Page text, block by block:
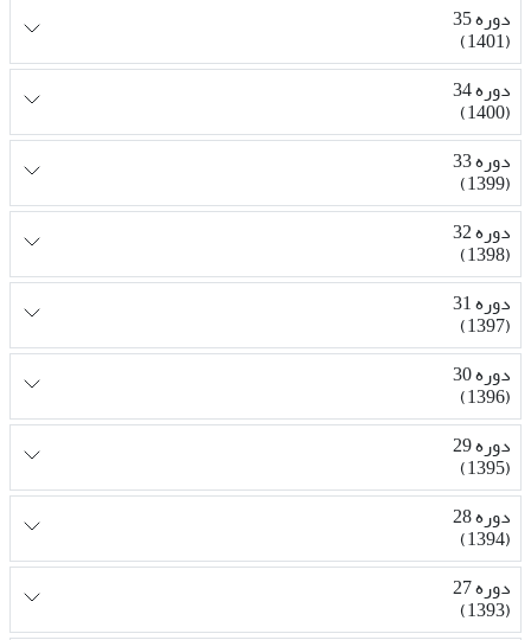
دوره 35
(1401)
دوره 34
(1400)
دوره 33
(1399)
دوره 32
(1398)
دوره 31
(1397)
دوره 30
(1396)
دوره 29
(1395)
دوره 28
(1394)
دوره 27
(1393)